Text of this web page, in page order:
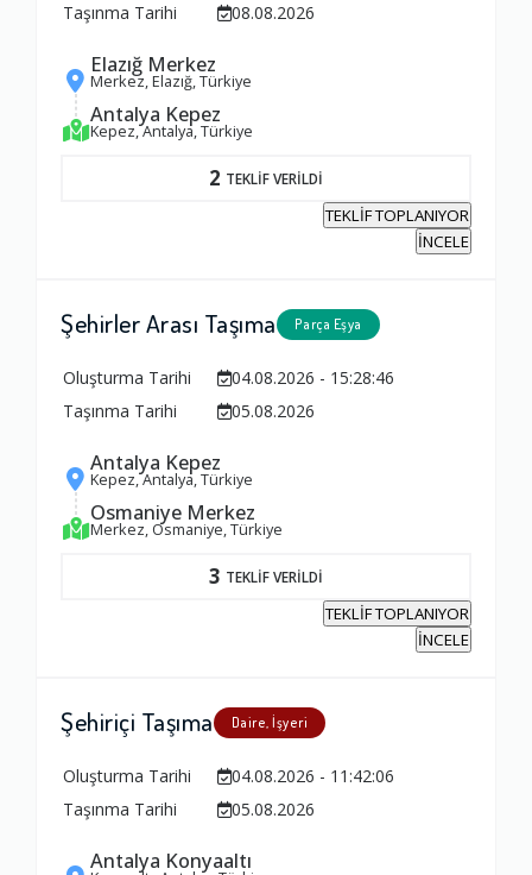
Taşınma Tarihi
08.08.2026
Elazığ Merkez
Merkez, Elazığ, Türkiye
Antalya Kepez
Kepez, Antalya, Türkiye
2 TEKLİF VERİLDİ
TEKLİF TOPLANIYOR
İNCELE
Şehirler Arası Taşıma Parça Eşya
Oluşturma Tarihi
04.08.2026 - 15:28:46
Taşınma Tarihi
05.08.2026
Antalya Kepez
Kepez, Antalya, Türkiye
Osmaniye Merkez
Merkez, Osmaniye, Türkiye
3 TEKLİF VERİLDİ
TEKLİF TOPLANIYOR
İNCELE
Şehiriçi Taşıma Daire, İşyeri
Oluşturma Tarihi
04.08.2026 - 11:42:06
Taşınma Tarihi
05.08.2026
Antalya Konyaaltı